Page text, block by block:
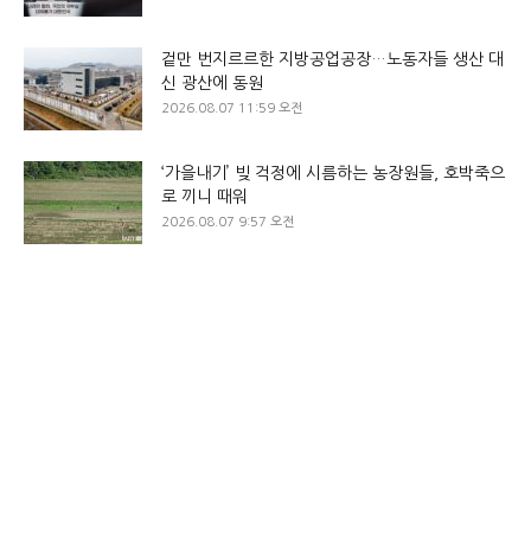
겉만 번지르르한 지방공업공장…노동자들 생산 대
신 광산에 동원
2026.08.07 11:59 오전
‘가을내기’ 빚 걱정에 시름하는 농장원들, 호박죽으
로 끼니 때워
2026.08.07 9:57 오전